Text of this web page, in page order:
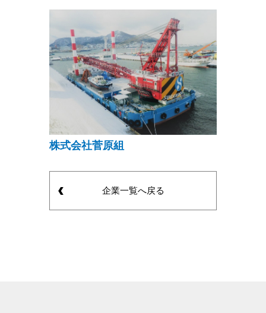
株式会社菅原組
企業一覧へ戻る